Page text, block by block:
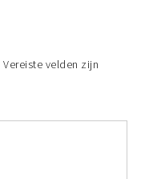
Vereiste velden zijn